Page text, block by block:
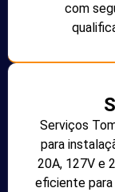
com
Serviços
para
20A, 127V e
eficiente